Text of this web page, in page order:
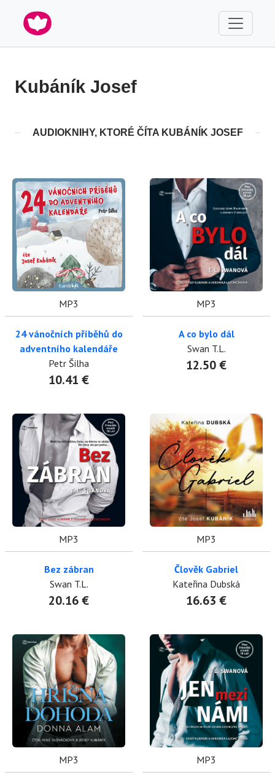
Kubáník Josef
AUDIOKNIHY, KTORÉ ČÍTA KUBÁNÍK JOSEF
MP3
24 vánočních příběhů do
adventního kalendáře
Petr Šilha
10.41 €
MP3
A co bylo dál
Swan T.L.
12.50 €
MP3
Bez zábran
Swan T.L.
20.16 €
MP3
Člověk Gabriel
Kateřina Dubská
16.63 €
MP3 MP3